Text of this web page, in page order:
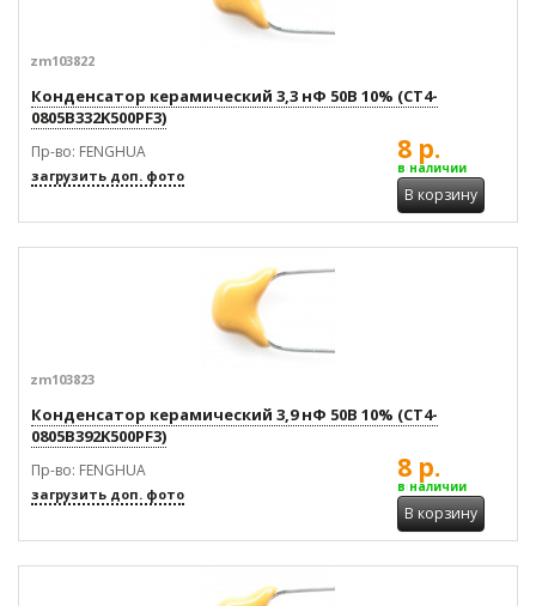
zm103822
Конденсатор керамический 3,3 нФ 50В 10% (CT4-
0805B332K500PF3)
Пр-во: FENGHUA
загрузить доп. фото
8 р.
в наличии
В корзину
zm103823
Конденсатор керамический 3,9 нФ 50В 10% (CT4-
0805B392K500PF3)
Пр-во: FENGHUA
загрузить доп. фото
8 р.
в наличии
В корзину